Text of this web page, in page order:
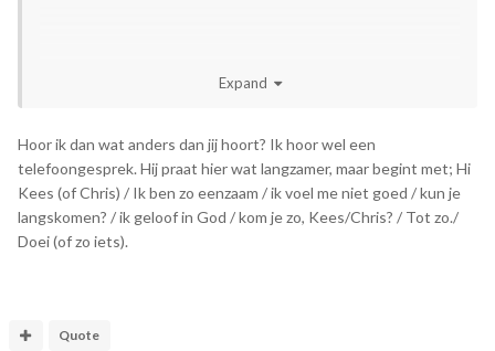
Expand
Hoor ik dan wat anders dan jij hoort? Ik hoor wel een
telefoongesprek. Hij praat hier wat langzamer, maar begint met; Hi
Kees (of Chris) / Ik ben zo eenzaam / ik voel me niet goed / kun je
langskomen? / ik geloof in God / kom je zo, Kees/Chris? / Tot zo./
Doei (of zo iets).
Quote